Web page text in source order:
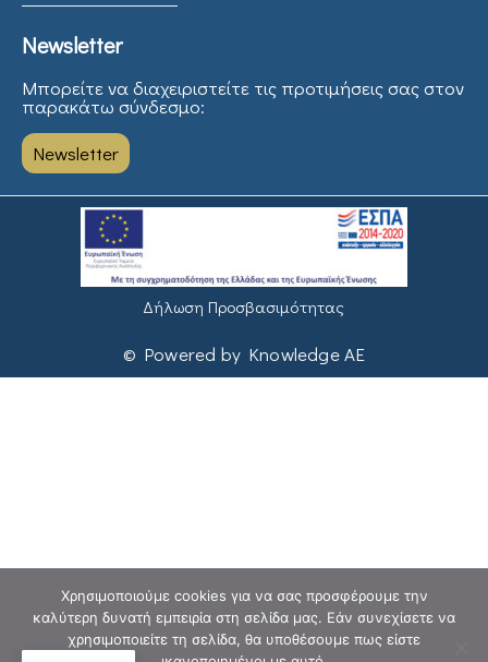
Newsletter
Μπορείτε να διαχειριστείτε τις προτιμήσεις σας στον
παρακάτω σύνδεσμο:
Newsletter
Δήλωση Προσβασιμότητας
© Powered by Knowledge AE
Χρησιμοποιούμε cookies για να σας προσφέρουμε την
καλύτερη δυνατή εμπειρία στη σελίδα μας. Εάν συνεχίσετε να
χρησιμοποιείτε τη σελίδα, θα υποθέσουμε πως είστε